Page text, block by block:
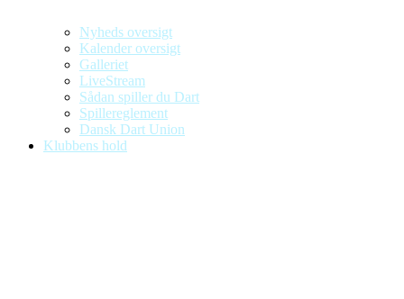
Nyheds oversigt
Kalender oversigt
Galleriet
LiveStream
Sådan spiller du Dart
Spillereglement
Dansk Dart Union
Klubbens hold